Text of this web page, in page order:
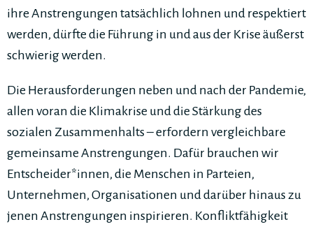
ihre Anstrengungen tatsächlich lohnen und respektiert
werden, dürfte die Führung in und aus der Krise äußerst
schwierig werden.
Die Herausforderungen neben und nach der Pandemie,
allen voran die Klimakrise und die Stärkung des
sozialen Zusammenhalts – erfordern vergleichbare
gemeinsame Anstrengungen. Dafür brauchen wir
Entscheider*innen, die Menschen in Parteien,
Unternehmen, Organisationen und darüber hinaus zu
jenen Anstrengungen inspirieren. Konfliktfähigkeit